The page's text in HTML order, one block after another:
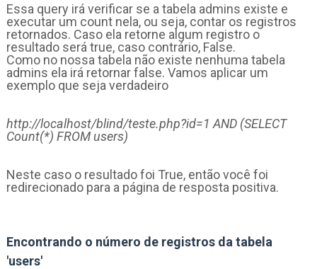
Essa query irá verificar se a tabela admins existe e
executar um count nela, ou seja, contar os registros
retornados. Caso ela retorne algum registro o
resultado será true, caso contrário, False.
Como no nossa tabela não existe nenhuma tabela
admins ela irá retornar false. Vamos aplicar um
exemplo que seja verdadeiro
http://localhost/blind/teste.php?id=1 AND (SELECT
Count(*) FROM users)
Neste caso o resultado foi True, então você foi
redirecionado para a página de resposta positiva.
Encontrando o número de registros da tabela
'users'